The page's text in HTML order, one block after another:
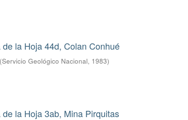
la Hoja 44d, Colan Conhué
(Servicio Geológico Nacional, 1983)
la Hoja 3ab, Mina Pirquitas